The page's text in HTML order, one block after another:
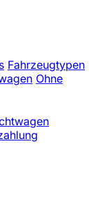
Fahrzeugtypen
Ohne